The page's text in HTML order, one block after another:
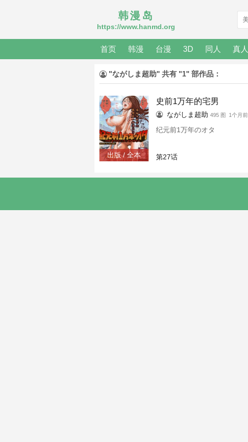
韩漫岛
https://www.hanmd.org
首页 韩漫 台漫 3D 同人 真人
"ながしま超助" 共有 "1" 部作品：
出版 / 全本
史前1万年的宅男
ながしま超助 495 图 1个月前
纪元前1万年のオタ
第27话